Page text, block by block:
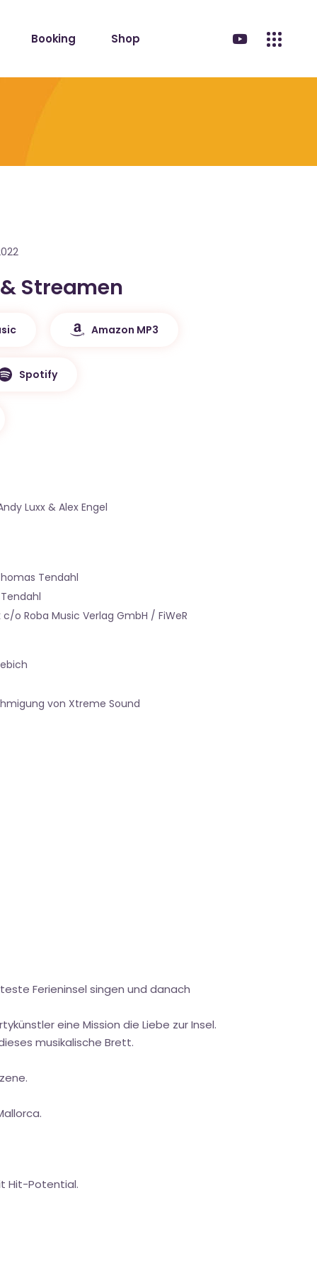
Booking Shop
Streamen
Amazon MP3
Spotify
Luxx & Alex Engel
Tendahl
c/o Roba Music Verlag GmbH / FiWeR
von Xtreme Sound
Ferieninsel singen und danach
eine Mission die Liebe zur Insel.
musikalische Brett.
Hit-Potential.